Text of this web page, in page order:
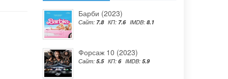
Барби (2023)
Сайт: 7.8 КП: 7.6 IMDB: 8.1
Форсаж 10 (2023)
Сайт: 5.5 КП: 6 IMDB: 5.9